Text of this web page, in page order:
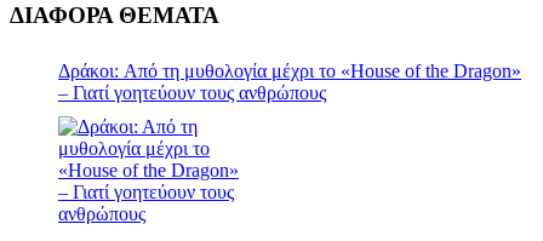
ΔΙΑΦΟΡΑ ΘΕΜΑΤΑ
Δράκοι: Από τη μυθολογία μέχρι το «House of the Dragon»
– Γιατί γοητεύουν τους ανθρώπους